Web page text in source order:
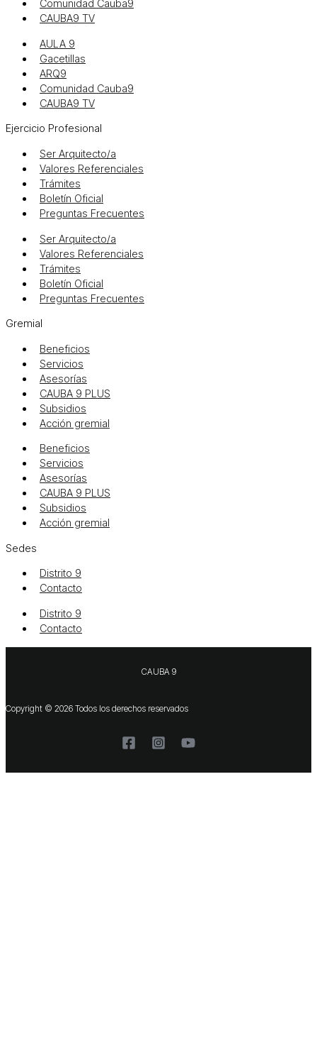
Comunidad Cauba9
CAUBA9 TV
AULA 9
Gacetillas
ARQ9
Comunidad Cauba9
CAUBA9 TV
Ejercicio Profesional
Ser Arquitecto/a
Valores Referenciales
Trámites
Boletín Oficial
Preguntas Frecuentes
Ser Arquitecto/a
Valores Referenciales
Trámites
Boletín Oficial
Preguntas Frecuentes
Gremial
Beneficios
Servicios
Asesorías
CAUBA 9 PLUS
Subsidios
Acción gremial
Beneficios
Servicios
Asesorías
CAUBA 9 PLUS
Subsidios
Acción gremial
Sedes
Distrito 9
Contacto
Distrito 9
Contacto
CAUBA 9
Copyright © 2026 Todos los derechos reservados